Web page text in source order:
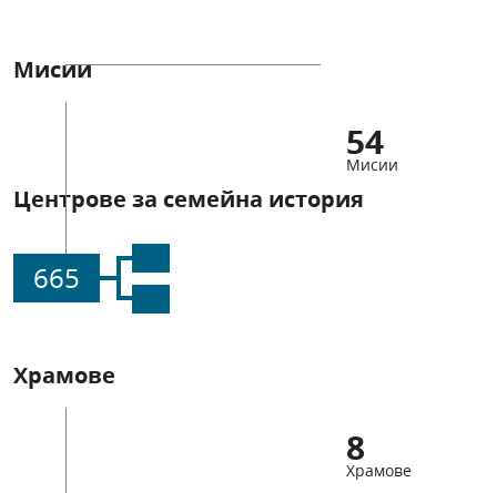
Мисии
54
Мисии
Центрове за семейна история
665
Храмове
8
Храмове